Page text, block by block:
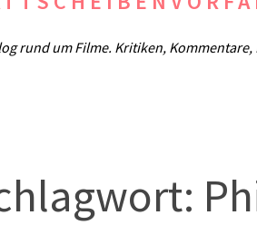
rund um Filme. Kritiken,